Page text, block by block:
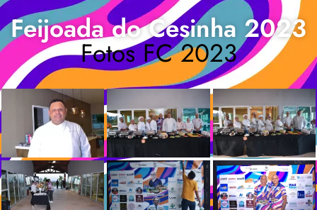
Feijoada do Cesinha 2023
Fotos FC 2023